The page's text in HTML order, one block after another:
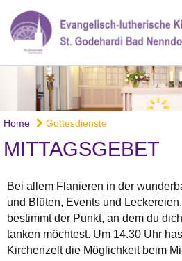
Home Gottesdienste
MITTAGSGEBET
Bei allem Flanieren in der
und Blüten, Events und
bestimmt der Punkt, an dem du
tanken möchtest. Um 14.30 Uhr
Kirchenzelt die Möglichkeit beim